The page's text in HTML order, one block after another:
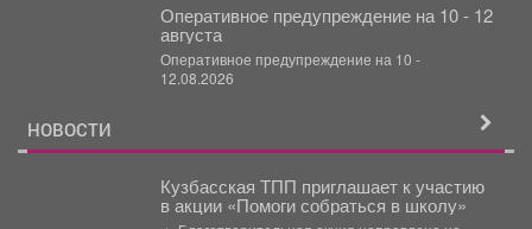
Оперативное предупреждение на 10 - 12
августа
Оперативное предупреждение на 10 -
12.08.2026
НОВОСТИ
Кузбасская ТПП приглашает к участию
в акции «Помоги собраться в школу»